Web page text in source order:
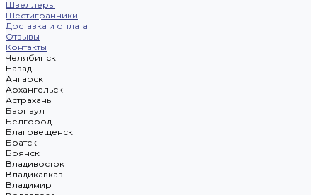
Швеллеры
Шестигранники
Доставка и оплата
Отзывы
Контакты
Челябинск
Назад
Ангарск
Архангельск
Астрахань
Барнаул
Белгород
Благовещенск
Братск
Брянск
Владивосток
Владикавказ
Владимир